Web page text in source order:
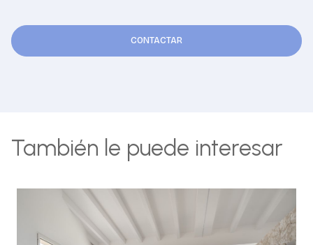
CONTACTAR
También le puede interesar